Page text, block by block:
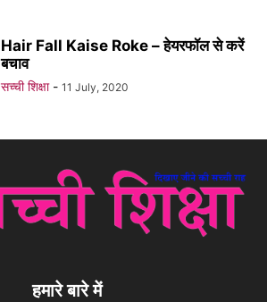
Hair Fall Kaise Roke – हेयरफॉल से करें
बचाव
सच्ची शिक्षा - 11 July, 2020
हमारे बारे में